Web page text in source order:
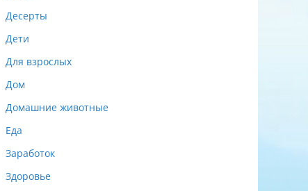
Десерты
Дети
Для взрослых
Дом
Домашние животные
Еда
Заработок
Здоровье